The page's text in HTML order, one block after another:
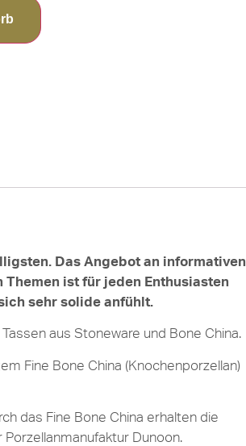
Das Angebot an informativen
ist für jeden Enthusiasten
sehr solide anfühlt.
aus Stoneware und Bone China.
Fine Bone China (Knochenporzellan)
das Fine Bone China erhalten die
Dunoon.